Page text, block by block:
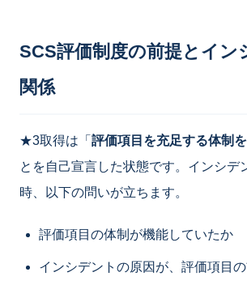
SCS評価制度の前提とイン
関係
★3取得は「 評価項目を充足する体制
とを自己宣言した状態です。インシデ
時、以下の問いが立ちます。
評価項目の体制が機能していたか
インシデントの原因が、評価項目